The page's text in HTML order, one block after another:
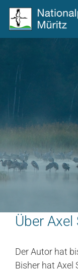
Zum
Inhalt
springen
Über Axel
Der Autor hat
Bisher hat Axel